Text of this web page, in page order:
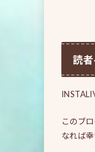
読
このブ
なれば幸